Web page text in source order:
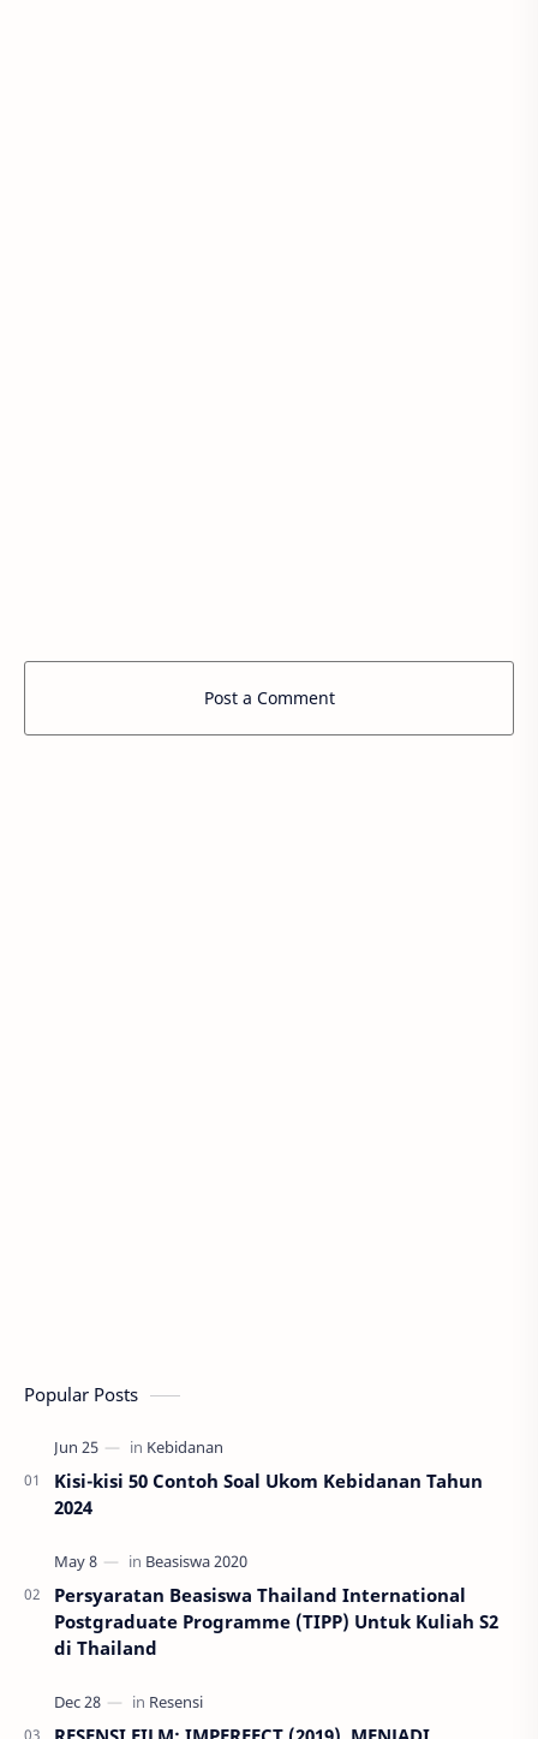
Post a Comment
Popular Posts
Kisi-kisi 50 Contoh Soal Ukom Kebidanan Tahun
2024
Persyaratan Beasiswa Thailand International
Postgraduate Programme (TIPP) Untuk Kuliah S2
di Thailand